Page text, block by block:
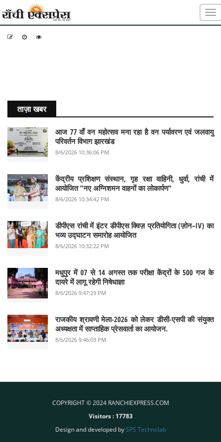
ताज़ा खबर
आज 77 वाँ वन महोत्सव मना रहा है वन पर्यावरण एवं जलवायु
परिवर्तन विभाग झारखंड
8/6/2026 10:36:06 PM
केंद्रीय प्रशिक्षण संस्थान, गृह रक्षा वाहिनी, धुर्वा, रांची में
आयोजित "नए अग्निशमन वाहनों का लोकार्पण"
8/6/2026 10:34:42 PM
डीपीएस रांची में इंटर डीपीएस क्विज़ प्रतियोगिता (ज़ोन–IV) का
भव्य उद्घाटन समारोह आयोजित
8/6/2026 10:32:22 PM
मधुपुर में 07 से 14 अगस्त तक परीक्षा केंद्रों के 500 गज के
दायरे में लागू रहेगी निषेधाज्ञा
8/6/2026 9:47:29 PM
राजकीय श्रावणी मेला-2026 को लेकर डीसी-एसपी की संयुक्त
अध्यक्षता में साप्ताहिक प्रेसवार्ता का आयोजन.
8/6/2026 9:46:03 PM
COPYRIGHT © 2024 RANCHIEXPRESS.COM
Visitors : 17783
Design and developed bySPS Technolab